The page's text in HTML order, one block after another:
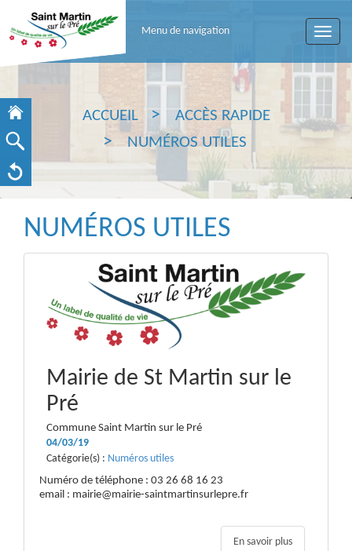
Toggle
Menu de navigation
ACCUEIL
ACCÈS RAPIDE
NUMÉROS UTILES
NUMÉROS UTILES
Mairie de St Martin sur le
Pré
Commune Saint Martin sur le Pré
04/03/19
Catégorie(s) : Numéros utiles
Numéro de téléphone : 03 26 68 16 23
email : mairie@mairie-saintmartinsurlepre.fr
En savoir plus